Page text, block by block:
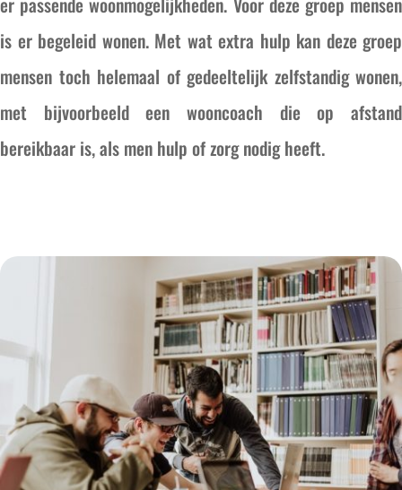
is er begeleid wonen. Met wat extra hulp kan deze groep
mensen toch helemaal of gedeeltelijk zelfstandig wonen,
met bijvoorbeeld een wooncoach die op afstand
bereikbaar is, als men hulp of zorg nodig heeft.